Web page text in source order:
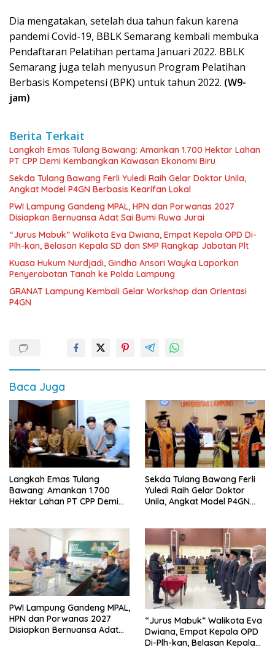
Dia mengatakan, setelah dua tahun fakun karena
pandemi Covid-19, BBLK Semarang kembali membuka
Pendaftaran Pelatihan pertama Januari 2022. BBLK
Semarang juga telah menyusun Program Pelatihan
Berbasis Kompetensi (BPK) untuk tahun 2022. (W9-
jam)
Berita Terkait
Langkah Emas Tulang Bawang: Amankan 1.700 Hektar Lahan
PT CPP Demi Kembangkan Kawasan Ekonomi Biru
Sekda Tulang Bawang Ferli Yuledi Raih Gelar Doktor Unila,
Angkat Model P4GN Berbasis Kearifan Lokal
PWI Lampung Gandeng MPAL, HPN dan Porwanas 2027
Disiapkan Bernuansa Adat Sai Bumi Ruwa Jurai
“Jurus Mabuk” Walikota Eva Dwiana, Empat Kepala OPD Di-
Plh-kan, Belasan Kepala SD dan SMP Rangkap Jabatan Plt
Kuasa Hukum Nurdjadi, Gindha Ansori Wayka Laporkan
Penyerobotan Tanah ke Polda Lampung
GRANAT Lampung Kembali Gelar Workshop dan Orientasi
P4GN
Baca Juga
Langkah Emas Tulang
Bawang: Amankan 1.700
Hektar Lahan PT CPP Demi
Sekda Tulang Bawang Ferli
Yuledi Raih Gelar Doktor
Unila, Angkat Model P4GN
PWI Lampung Gandeng MPAL,
HPN dan Porwanas 2027
Disiapkan Bernuansa Adat
“Jurus Mabuk” Walikota Eva
Dwiana, Empat Kepala OPD
Di-Plh-kan, Belasan Kepala